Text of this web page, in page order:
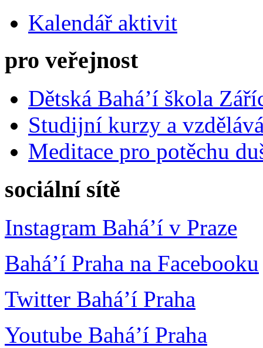
Kalendář aktivit
pro veřejnost
Dětská Bahá’í škola
Studijní kurzy a
Meditace pro potěchu
sociální sítě
Instagram Bahá’í v Praze
Bahá’í Praha na Facebooku
Twitter Bahá’í Praha
Youtube Bahá’í Praha